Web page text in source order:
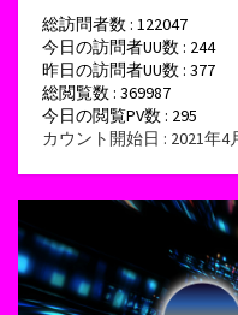
総訪問者数 : 122047
今日の訪問者UU数 : 244
昨日の訪問者UU数 : 377
総閲覧数 : 369987
今日の閲覧PV数 : 295
カウント開始日 : 2021年4